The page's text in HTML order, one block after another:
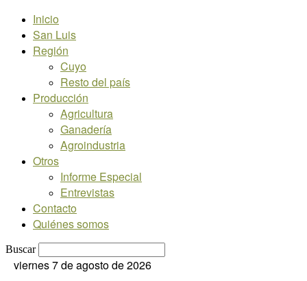
Inicio
San Luis
Región
Cuyo
Resto del país
Producción
Agricultura
Ganadería
Agroindustria
Otros
Informe Especial
Entrevistas
Contacto
Quiénes somos
Buscar
viernes 7 de agosto de 2026